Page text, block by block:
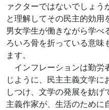
ァクターではないでしょ
と理解してその民主的効
男女学生が働きながら学べ
ろいろ骨を折っている意味
ます。
インフレーションは勤労
じように、民主主義文学
しつけ、文学の発展を妨
主義作家が、生活のために